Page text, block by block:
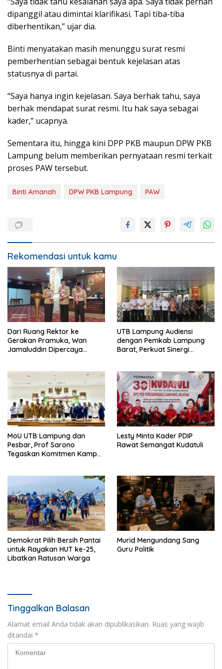
dipanggil atau dimintai klarifikasi. Tapi tiba-tiba
diberhentikan,” ujar dia.
Binti menyatakan masih menunggu surat resmi
pemberhentian sebagai bentuk kejelasan atas
statusnya di partai.
“Saya hanya ingin kejelasan. Saya berhak tahu, saya
berhak mendapat surat resmi. Itu hak saya sebagai
kader,” ucapnya.
Sementara itu, hingga kini DPP PKB maupun DPW PKB
Lampung belum memberikan pernyataan resmi terkait
proses PAW tersebut.
Binti Amanah DPW PKB Lampung PAW
Rekomendasi untuk kamu
Dari Ruang Rektor ke
Gerakan Pramuka, Wan
Jamaluddin Dipercaya
UTB Lampung Audiensi
dengan Pemkab Lampung
Barat, Perkuat Sinergi
MoU UTB Lampung dan
Pesbar, Prof Sarono
Tegaskan Komitmen Kampus
Lesty Minta Kader PDIP
Rawat Semangat Kudatuli
Demokrat Pilih Bersih Pantai
untuk Rayakan HUT ke-25,
Libatkan Ratusan Warga
Murid Mengundang Sang
Guru Politik
Tinggalkan Balasan
Alamat email Anda tidak akan dipublikasikan. Ruas yang wajib
ditandai *